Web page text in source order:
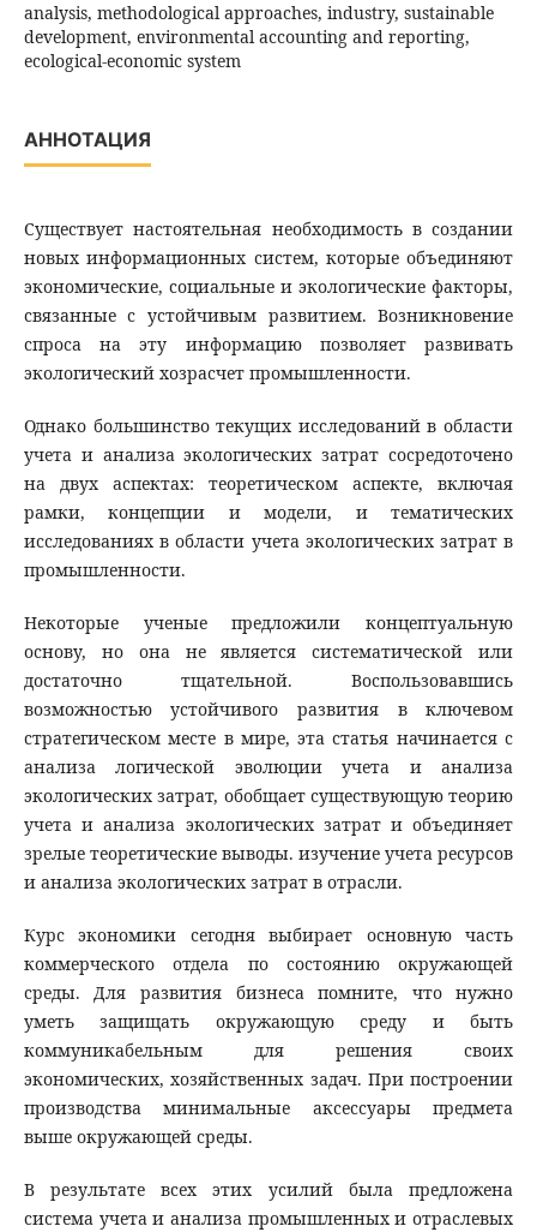
analysis, methodological approaches, industry, sustainable
development, environmental accounting and reporting,
ecological-economic system
АННОТАЦИЯ
Существует настоятельная необходимость в создании
новых информационных систем, которые объединяют
экономические, социальные и экологические факторы,
связанные с устойчивым развитием. Возникновение
спроса на эту информацию позволяет развивать
экологический хозрасчет промышленности.
Однако большинство текущих исследований в области
учета и анализа экологических затрат сосредоточено
на двух аспектах: теоретическом аспекте, включая
рамки, концепции и модели, и тематических
исследованиях в области учета экологических затрат в
промышленности.
Некоторые ученые предложили концептуальную
основу, но она не является систематической или
достаточно тщательной. Воспользовавшись
возможностью устойчивого развития в ключевом
стратегическом месте в мире, эта статья начинается с
анализа логической эволюции учета и анализа
экологических затрат, обобщает существующую теорию
учета и анализа экологических затрат и объединяет
зрелые теоретические выводы. изучение учета ресурсов
и анализа экологических затрат в отрасли.
Курс экономики сегодня выбирает основную часть
коммерческого отдела по состоянию окружающей
среды. Для развития бизнеса помните, что нужно
уметь защищать окружающую среду и быть
коммуникабельным для решения своих
экономических, хозяйственных задач. При построении
производства минимальные аксессуары предмета
выше окружающей среды.
В результате всех этих усилий была предложена
система учета и анализа промышленных и отраслевых